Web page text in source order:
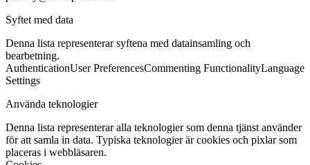
Syftet med data
Denna lista representerar syftena med datainsamling och
bearbetning.
AuthenticationUser PreferencesCommenting FunctionalityLanguage
Settings
Använda teknologier
Denna lista representerar alla teknologier som denna tjänst använder
för att samla in data. Typiska teknologier är cookies och pixlar som
placeras i webbläsaren.